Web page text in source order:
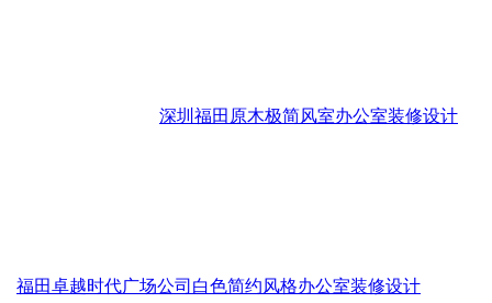
深圳福田原木极简风室办公室装修设计
福田卓越时代广场公司白色简约风格办公室装修设计